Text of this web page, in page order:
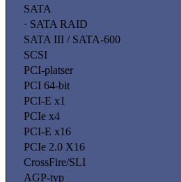
SATA
· SATA RAID
SATA III / SATA-600
SCSI
PCI-platser
PCI 64-bit
PCI-E x1
PCIe x4
PCI-E x16
PCIe 2.0 X16
CrossFire/SLI
AGP-typ